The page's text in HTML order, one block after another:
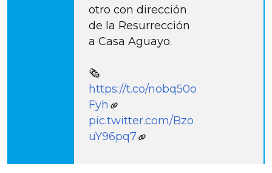
otro con dirección
de la Resurrección
a Casa Aguayo.
🗞️
https://t.co/nobq50o
Fyh
pic.twitter.com/Bzo
uY96pq7